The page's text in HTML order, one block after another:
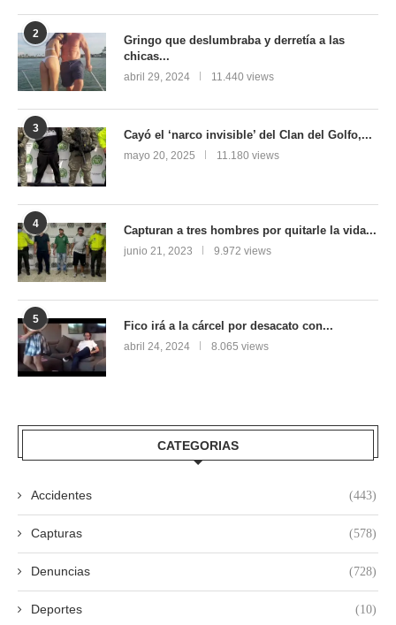
2
Gringo que deslumbraba y derretía a las
chicas...
abril 29, 2024 11.440 views
3 Cayó el ‘narco invisible’ del Clan del Golfo,...
mayo 20, 2025 11.180 views
4 Capturan a tres hombres por quitarle la vida...
junio 21, 2023 9.972 views
5 Fico irá a la cárcel por desacato con...
abril 24, 2024 8.065 views
CATEGORIAS
Accidentes (443)
Capturas (578)
Denuncias (728)
Deportes (10)